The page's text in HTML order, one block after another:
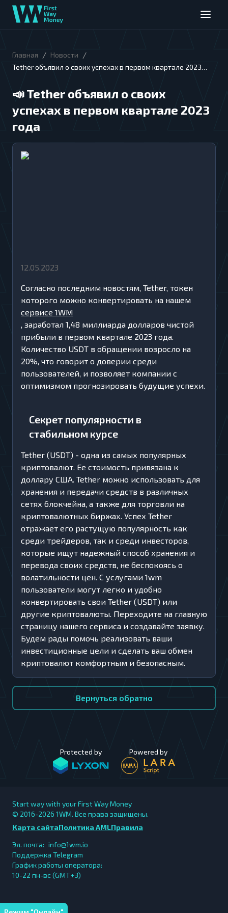
Главная / Новости /
Tether объявил о своих успехах в первом квартале 2023
📣Tether объявил о своих
успехах в первом квартале 2023
года
12.05.2023
Согласно последним новостям, Tether, токен
которого можно конвертировать на нашем
сервисе 1WM
, заработал 1,48 миллиарда долларов чистой
прибыли в первом квартале 2023 года.
Количество USDT в обращении возросло на
20%, что говорит о доверии среди
пользователей, и позволяет компании с
оптимизмом прогнозировать будущие успехи.
Секрет популярности в
стабильном курсе
Tether (USDT) - одна из самых популярных
криптовалют. Ее стоимость привязана к
доллару США. Tether можно использовать для
хранения и передачи средств в различных
сетях блокчейна, а также для торговли на
криптовалютных биржах. Успех Tether
отражает его растущую популярность как
среди трейдеров, так и среди инвесторов,
которые ищут надежный способ хранения и
перевода своих средств, не беспокоясь о
волатильности цен. С услугами 1wm
пользователи могут легко и удобно
конвертировать свои Tether (USDT) или
другие криптовалюты. Переходите на главную
страницу нашего сервиса и создавайте заявку.
Будем рады помочь реализовать ваши
инвестиционные цели и сделать ваш обмен
криптовалют комфортным и безопасным.
Вернуться обратно
Protected by Powered by
Start way with your First Way Money
© 2016-2026 1WM. Все права защищены.
Карта сайтаПолитика AMLПравила
Эл. почта: info@1wm.io
Поддержка Telegram
График работы оператора:
10-22 пн-вс (GMT+3)